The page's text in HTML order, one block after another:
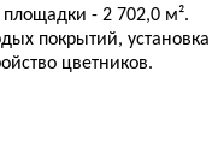
площадки - 2 702,0 м².
покрытий, установка
цветников.